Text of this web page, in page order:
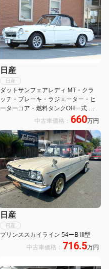
日産
日産
ダットサンフェアレディ MT・クラ
ッチ・ブレーキ・ラジエーター・ヒ
ーターコア・燃料タンクOH一式 ス
ターター&オルタ交換済み 再メッキ
中古車価格： 660万円
日産
日産
プリンススカイライン 54ーB III型
中古車価格： 716.5万円